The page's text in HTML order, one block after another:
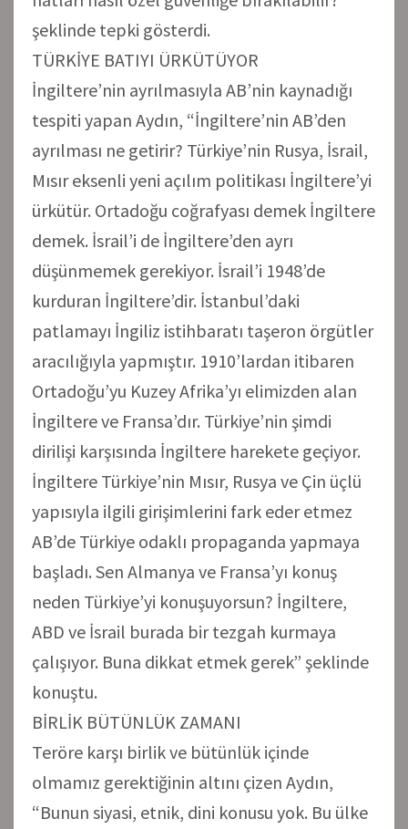
şeklinde tepki gösterdi.
TÜRKİYE BATIYI ÜRKÜTÜYOR
İngiltere’nin ayrılmasıyla AB’nin kaynadığı
tespiti yapan Aydın, “İngiltere’nin AB’den
ayrılması ne getirir? Türkiye’nin Rusya, İsrail,
Mısır eksenli yeni açılım politikası İngiltere’yi
ürkütür. Ortadoğu coğrafyası demek İngiltere
demek. İsrail’i de İngiltere’den ayrı
düşünmemek gerekiyor. İsrail’i 1948’de
kurduran İngiltere’dir. İstanbul’daki
patlamayı İngiliz istihbaratı taşeron örgütler
aracılığıyla yapmıştır. 1910’lardan itibaren
Ortadoğu’yu Kuzey Afrika’yı elimizden alan
İngiltere ve Fransa’dır. Türkiye’nin şimdi
dirilişi karşısında İngiltere harekete geçiyor.
İngiltere Türkiye’nin Mısır, Rusya ve Çin üçlü
yapısıyla ilgili girişimlerini fark eder etmez
AB’de Türkiye odaklı propaganda yapmaya
başladı. Sen Almanya ve Fransa’yı konuş
neden Türkiye’yi konuşuyorsun? İngiltere,
ABD ve İsrail burada bir tezgah kurmaya
çalışıyor. Buna dikkat etmek gerek” şeklinde
konuştu.
BİRLİK BÜTÜNLÜK ZAMANI
Teröre karşı birlik ve bütünlük içinde
olmamız gerektiğinin altını çizen Aydın,
“Bunun siyasi, etnik, dini konusu yok. Bu ülke